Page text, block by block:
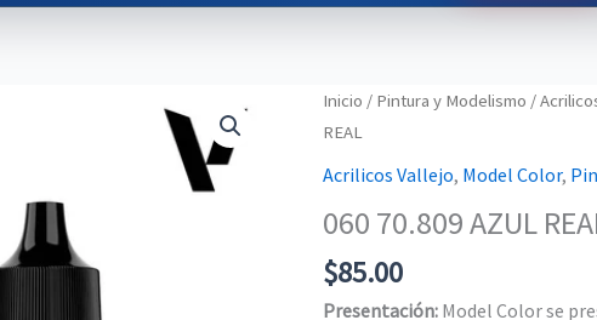
Inicio / Pintura y Modelismo /
REAL
Acrilicos Vallejo, Model Color,
060 70.809 AZUL
$85.00
Presentación:Model Color se